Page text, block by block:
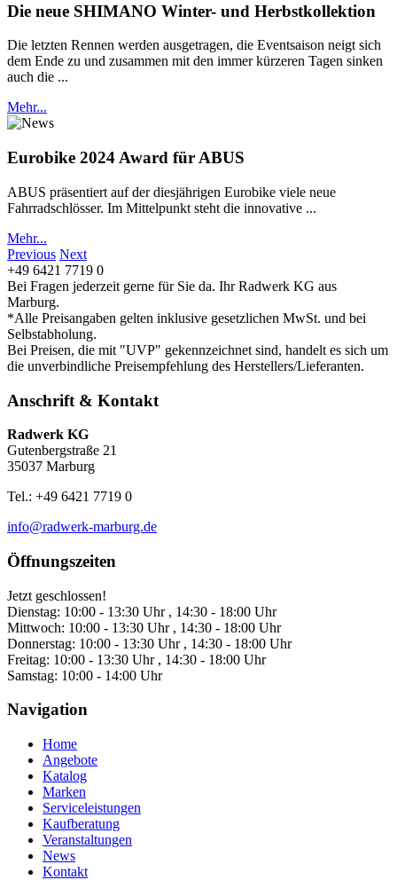
Die neue SHIMANO Winter- und Herbstkollektion
Die letzten Rennen werden ausgetragen, die Eventsaison neigt sich
dem Ende zu und zusammen mit den immer kürzeren Tagen sinken
auch die ...
Mehr...
Eurobike 2024 Award für ABUS
ABUS präsentiert auf der diesjährigen Eurobike viele neue
Fahrradschlösser. Im Mittelpunkt steht die innovative ...
Mehr...
Previous Next
+49 6421 7719 0
Bei Fragen jederzeit gerne für Sie da. Ihr Radwerk KG aus
Marburg.
*Alle Preisangaben gelten inklusive gesetzlichen MwSt. und bei
Selbstabholung.
Bei Preisen, die mit "UVP" gekennzeichnet sind, handelt es sich um
die unverbindliche Preisempfehlung des Herstellers/Lieferanten.
Anschrift & Kontakt
Radwerk KG
Gutenbergstraße 21
35037 Marburg
Tel.: +49 6421 7719 0
info@radwerk-marburg.de
Öffnungszeiten
Jetzt geschlossen!
Dienstag: 10:00 - 13:30 Uhr , 14:30 - 18:00 Uhr
Mittwoch: 10:00 - 13:30 Uhr , 14:30 - 18:00 Uhr
Donnerstag: 10:00 - 13:30 Uhr , 14:30 - 18:00 Uhr
Freitag: 10:00 - 13:30 Uhr , 14:30 - 18:00 Uhr
Samstag: 10:00 - 14:00 Uhr
Navigation
Home
Angebote
Katalog
Marken
Serviceleistungen
Kaufberatung
Veranstaltungen
News
Kontakt